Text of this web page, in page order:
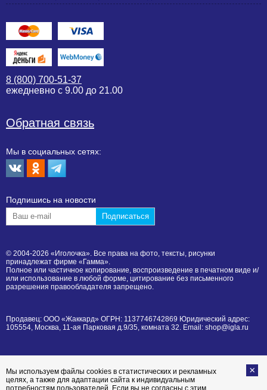
8 (800) 700-51-37
ежедневно с 9.00 до 21.00
Обратная связь
Мы в социальных сетях:
Подпишиcь на новости
© 2004-2026 «Иголочка». Все права на фото, тексты, рисунки
принадлежат фирме «Гамма».
Полное или частичное копирование, воспроизведение в печатном виде и/
или использование в любой форме, цитирование без письменного
разрешения правообладателя запрещено.
Продавец: ООО «Жаккард» ОГРН: 1137746742869 Юридический адрес:
105554, Москва, 11-ая Парковая д.9/35, комната 32. Email: shop@igla.ru
Мы используем файлы cookies в статистических и рекламных
целях, а также для адаптации сайта к индивидуальным
потребностям пользователей. Если вы не согласны с этим,